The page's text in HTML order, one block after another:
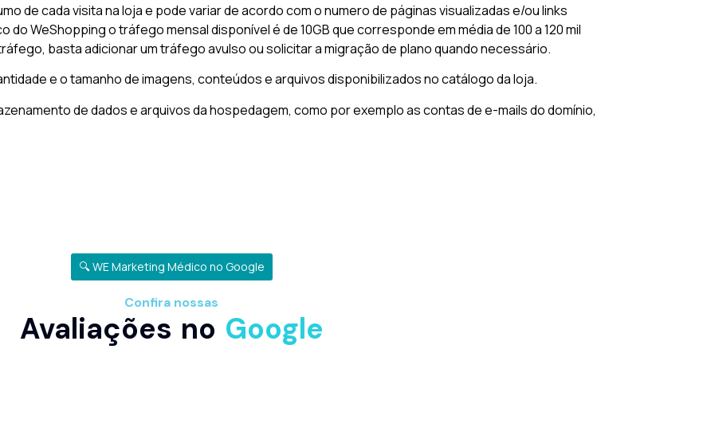
de cada visita na loja e pode variar de acordo com o numero de páginas visualizadas e/ou links
WeShopping o tráfego mensal disponível é de 10GB que corresponde em média de 100 a 120 mil
basta adicionar um tráfego avulso ou solicitar a migração de plano quando necessário.
e o tamanho de imagens, conteúdos e arquivos disponibilizados no catálogo da loja.
de dados e arquivos da hospedagem, como por exemplo as contas de e-mails do domínio,
🔍 WE Marketing Médico no Google
Confira nossas
Avaliações no Google